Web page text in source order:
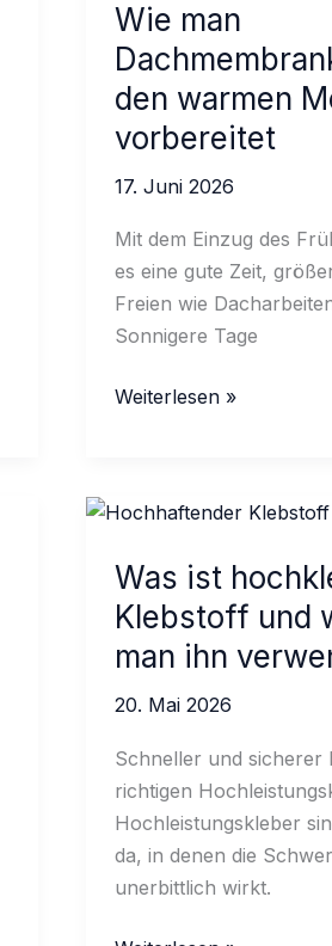
Wie man
den warmen
vorbereitet
17. Juni 2026
Mit dem Einzug des
es eine gute Zeit,
Freien wie
Sonnigere Tage
Wie
den
Monaten
vorbereitet
Weiterlesen »
Was ist
Klebstoff und
man ihn
20. Mai 2026
Schneller und sicherer
richtigen
Hochleistungskleber
da, in denen die
unerbittlich wirkt.